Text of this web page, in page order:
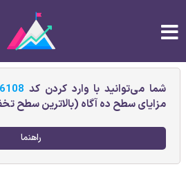
شما می‌توانید با وارد کردن کد
مزایای سطح ده آگاه (بالاترین سطح
راهنما